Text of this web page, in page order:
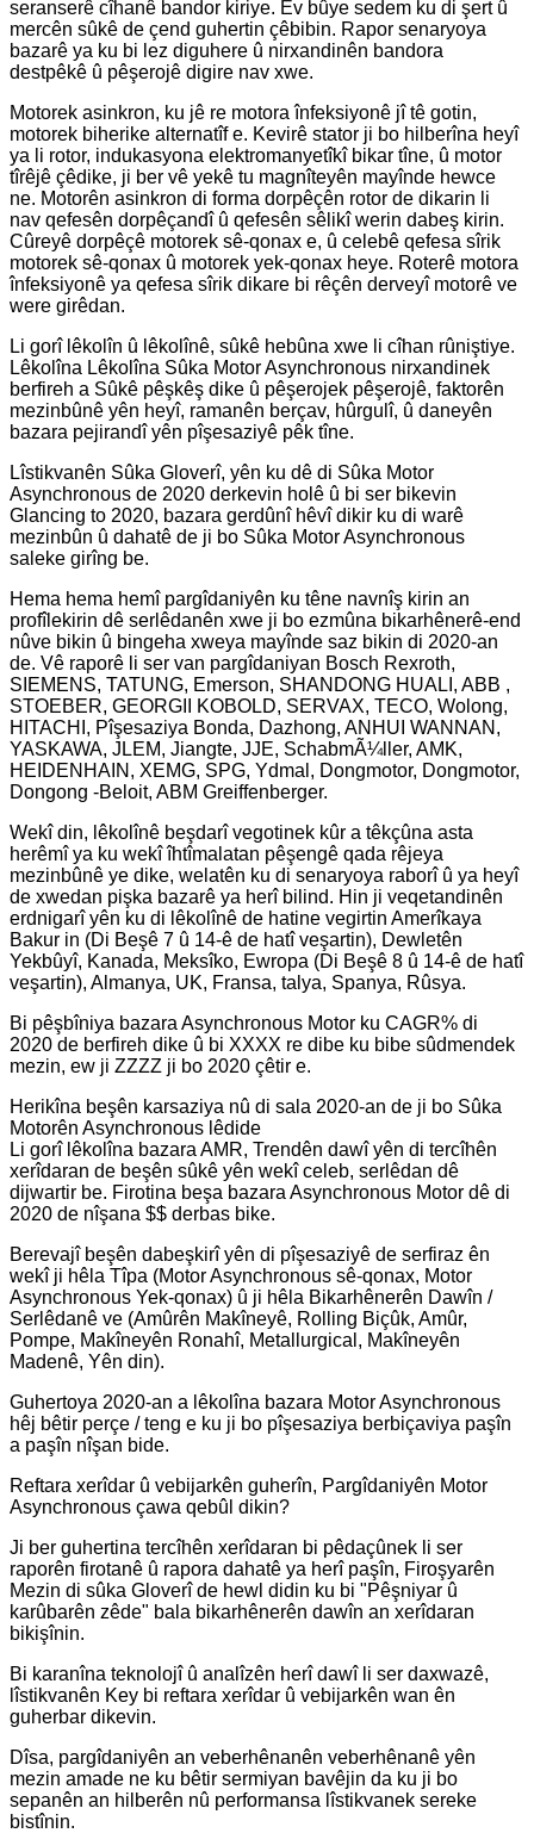
seranserê cîhanê bandor kiriye. Ev bûye sedem ku di şert û
mercên sûkê de çend guhertin çêbibin. Rapor senaryoya
bazarê ya ku bi lez diguhere û nirxandinên bandora
destpêkê û pêşerojê digire nav xwe.
Motorek asinkron, ku jê re motora înfeksiyonê jî tê gotin,
motorek biherike alternatîf e. Kevirê stator ji bo hilberîna heyî
ya li rotor, indukasyona elektromanyetîkî bikar tîne, û motor
tîrêjê çêdike, ji ber vê yekê tu magnîteyên mayînde hewce
ne. Motorên asinkron di forma dorpêçên rotor de dikarin li
nav qefesên dorpêçandî û qefesên sêlikî werin dabeş kirin.
Cûreyê dorpêçê motorek sê-qonax e, û celebê qefesa sîrik
motorek sê-qonax û motorek yek-qonax heye. Roterê motora
înfeksiyonê ya qefesa sîrik dikare bi rêçên derveyî motorê ve
were girêdan.
Li gorî lêkolîn û lêkolînê, sûkê hebûna xwe li cîhan rûniştiye.
Lêkolîna Lêkolîna Sûka Motor Asynchronous nirxandinek
berfireh a Sûkê pêşkêş dike û pêşerojek pêşerojê, faktorên
mezinbûnê yên heyî, ramanên berçav, hûrgulî, û daneyên
bazara pejirandî yên pîşesaziyê pêk tîne.
Lîstikvanên Sûka Gloverî, yên ku dê di Sûka Motor
Asynchronous de 2020 derkevin holê û bi ser bikevin
Glancing to 2020, bazara gerdûnî hêvî dikir ku di warê
mezinbûn û dahatê de ji bo Sûka Motor Asynchronous
saleke girîng be.
Hema hema hemî pargîdaniyên ku têne navnîş kirin an
profîlekirin dê serlêdanên xwe ji bo ezmûna bikarhênerê-end
nûve bikin û bingeha xweya mayînde saz bikin di 2020-an
de. Vê raporê li ser van pargîdaniyan Bosch Rexroth,
SIEMENS, TATUNG, Emerson, SHANDONG HUALI, ABB ,
STOEBER, GEORGII KOBOLD, SERVAX, TECO, Wolong,
HITACHI, Pîşesaziya Bonda, Dazhong, ANHUI WANNAN,
YASKAWA, JLEM, Jiangte, JJE, SchabmÃ¼ller, AMK,
HEIDENHAIN, XEMG, SPG, Ydmal, Dongmotor, Dongmotor,
Dongong -Beloit, ABM Greiffenberger.
Wekî din, lêkolînê beşdarî vegotinek kûr a têkçûna asta
herêmî ya ku wekî îhtîmalatan pêşengê qada rêjeya
mezinbûnê ye dike, welatên ku di senaryoya raborî û ya heyî
de xwedan pişka bazarê ya herî bilind. Hin ji veqetandinên
erdnigarî yên ku di lêkolînê de hatine vegirtin Amerîkaya
Bakur in (Di Beşê 7 û 14-ê de hatî veşartin), Dewletên
Yekbûyî, Kanada, Meksîko, Ewropa (Di Beşê 8 û 14-ê de hatî
veşartin), Almanya, UK, Fransa, talya, Spanya, Rûsya.
Bi pêşbîniya bazara Asynchronous Motor ku CAGR% di
2020 de berfireh dike û bi XXXX re dibe ku bibe sûdmendek
mezin, ew ji ZZZZ ji bo 2020 çêtir e.
Herikîna beşên karsaziya nû di sala 2020-an de ji bo Sûka
Motorên Asynchronous lêdide
Li gorî lêkolîna bazara AMR, Trendên dawî yên di tercîhên
xerîdaran de beşên sûkê yên wekî celeb, serlêdan dê
dijwartir be. Firotina beşa bazara Asynchronous Motor dê di
2020 de nîşana $$ derbas bike.
Berevajî beşên dabeşkirî yên di pîşesaziyê de serfiraz ên
wekî ji hêla Tîpa (Motor Asynchronous sê-qonax, Motor
Asynchronous Yek-qonax) û ji hêla Bikarhênerên Dawîn /
Serlêdanê ve (Amûrên Makîneyê, Rolling Biçûk, Amûr,
Pompe, Makîneyên Ronahî, Metallurgical, Makîneyên
Madenê, Yên din).
Guhertoya 2020-an a lêkolîna bazara Motor Asynchronous
hêj bêtir perçe / teng e ku ji bo pîşesaziya berbiçaviya paşîn
a paşîn nîşan bide.
Reftara xerîdar û vebijarkên guherîn, Pargîdaniyên Motor
Asynchronous çawa qebûl dikin?
Ji ber guhertina tercîhên xerîdaran bi pêdaçûnek li ser
raporên firotanê û rapora dahatê ya herî paşîn, Firoşyarên
Mezin di sûka Gloverî de hewl didin ku bi "Pêşniyar û
karûbarên zêde" bala bikarhênerên dawîn an xerîdaran
bikişînin.
Bi karanîna teknolojî û analîzên herî dawî li ser daxwazê,
lîstikvanên Key bi reftara xerîdar û vebijarkên wan ên
guherbar dikevin.
Dîsa, pargîdaniyên an veberhênanên veberhênanê yên
mezin amade ne ku bêtir sermiyan bavêjin da ku ji bo
sepanên an hilberên nû performansa lîstikvanek sereke
bistînin.